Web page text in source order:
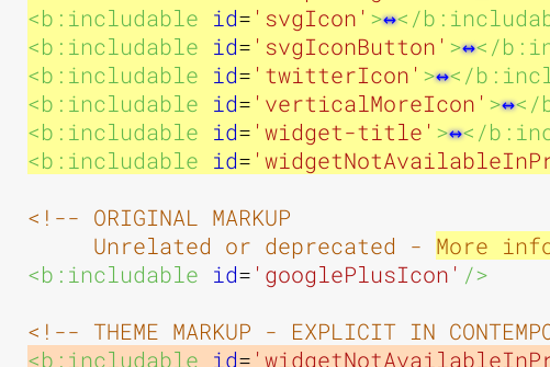
e
:
e
:
<b:includable id= 'svgIcon' > </
<b:includable id= 'svgIconButton' > </
<b:includable id= 'twitterIcon' > </
<b:includable id= 'verticalMoreIcon' > </
<b:includable id= 'widget-title' > </
<b:includable id=
<!-- ORIGINAL MARKUP
       Unrelated or deprecated -
More
<b:includable id= 'googlePlusIcon' />
<!-- THEME MARKUP - EXPLICIT IN
<b:includable id=